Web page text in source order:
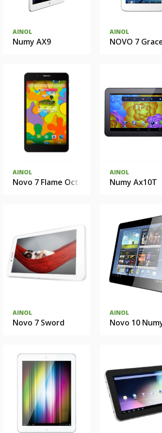
AINOL
Numy AX9
AINOL
NOVO 7
AINOL
Novo 7 Flame Octa
AINOL
Numy Ax10T
AINOL
Novo 7 Sword
AINOL
Novo 10